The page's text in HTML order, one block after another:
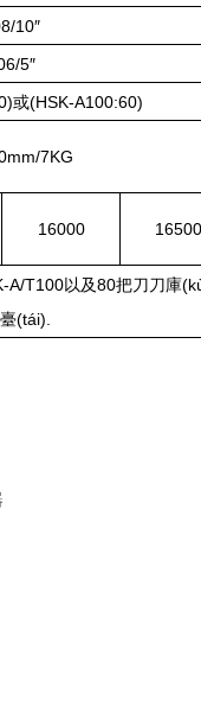
10″
5″
或(HSK-A100:60)
7KG
16000 16500
A/T100以及80把刀刀庫
(tái).